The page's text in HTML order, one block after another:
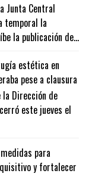
Junta Central
temporal la
la publicación de...
estética en
pese a clausura
Dirección de
este jueves el
para
y fortalecer